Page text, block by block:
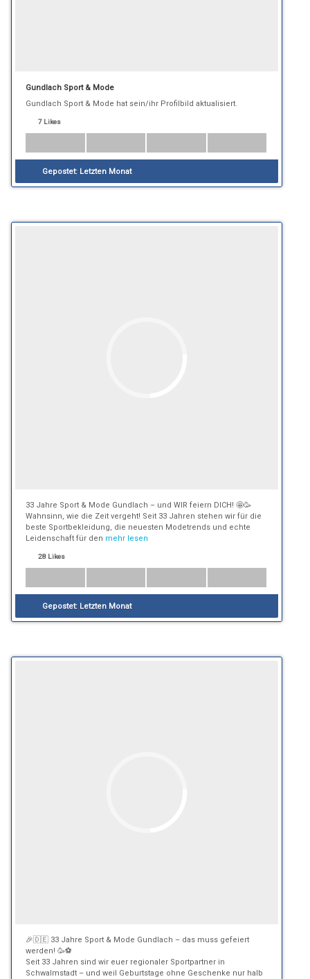
Gundlach Sport & Mode
Gundlach Sport & Mode hat sein/ihr Profilbild aktualisiert.
7 Likes
Gepostet: Letzten Monat
33 Jahre Sport & Mode Gundlach – und WIR feiern DICH! 🤩🥳
Wahnsinn, wie die Zeit vergeht! Seit 33 Jahren stehen wir für die
beste Sportbekleidung, die neuesten Modetrends und echte
Leidenschaft für den mehr lesen
28 Likes
Gepostet: Letzten Monat
🎉🇩🇪 33 Jahre Sport & Mode Gundlach – das muss gefeiert
werden! 🥳⚽
Seit 33 Jahren sind wir euer regionaler Sportpartner in
Schwalmstadt – und weil Geburtstage ohne Geschenke nur halb